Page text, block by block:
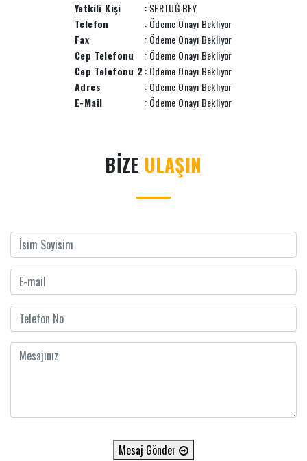
Yetkili Kişi
: SERTUĞ BEY
Telefon
: Ödeme Onayı Bekliyor
Fax
: Ödeme Onayı Bekliyor
Cep Telefonu
: Ödeme Onayı Bekliyor
Cep Telefonu 2: Ödeme Onayı Bekliyor
Adres
: Ödeme Onayı Bekliyor
E-Mail
: Ödeme Onayı Bekliyor
BİZE ULAŞIN
Mesaj Gönder